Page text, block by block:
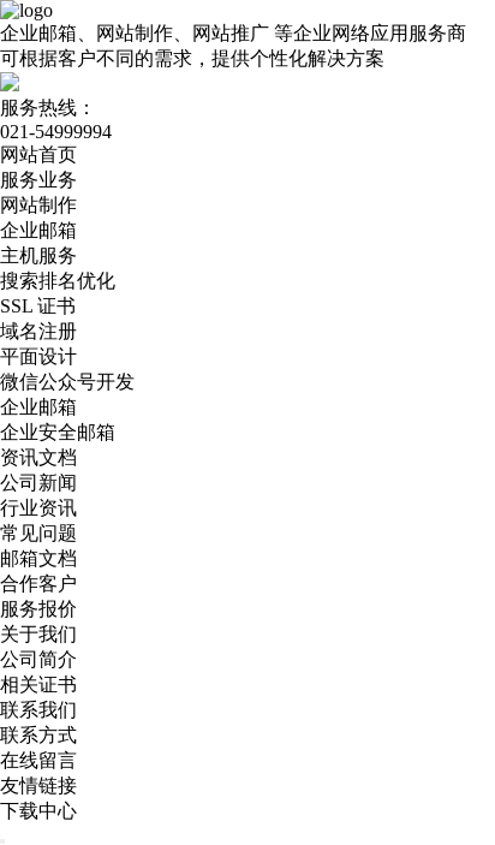
企业邮箱、网站制作、网站推广 等企业网络应用服务商
可根据客户不同的需求，提供个性化解决方案
服务热线：
021-54999994
网站首页
服务业务
网站制作
企业邮箱
主机服务
搜索排名优化
SSL 证书
域名注册
平面设计
微信公众号开发
企业邮箱
企业安全邮箱
资讯文档
公司新闻
行业资讯
常见问题
邮箱文档
合作客户
服务报价
关于我们
公司简介
相关证书
联系我们
联系方式
在线留言
友情链接
下载中心